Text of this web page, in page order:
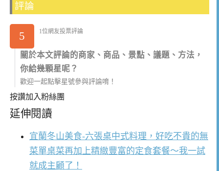
評論
5 1位網友投票評論
關於本文評論的商家、商品、景點、議題、方法，
你給幾顆星呢？
歡迎一起點擊星號參與評論唷！
按讚加入粉絲團
延伸閱讀
宜蘭冬山美食-六張桌中式料理，好吃不貴的無
菜單桌菜再加上精緻豐富的定食套餐～我一試
就成主顧了！